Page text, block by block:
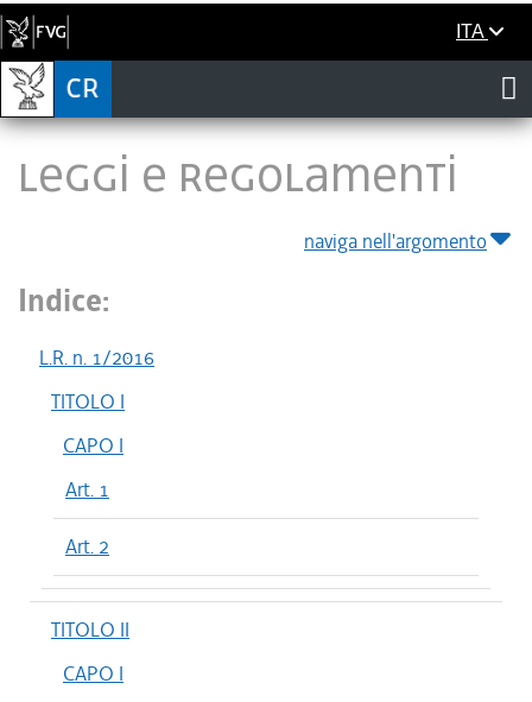
ITA
LEGGI E REGOLAMENTI
naviga nell'argomento
Indice:
L.R. n. 1/2016
TITOLO I
CAPO I
Art. 1
Art. 2
TITOLO II
CAPO I